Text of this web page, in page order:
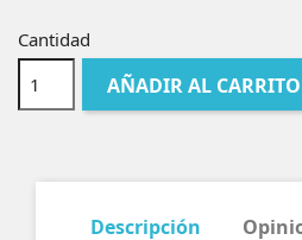
Cantidad
AÑADIR AL CARRITO
Descripción